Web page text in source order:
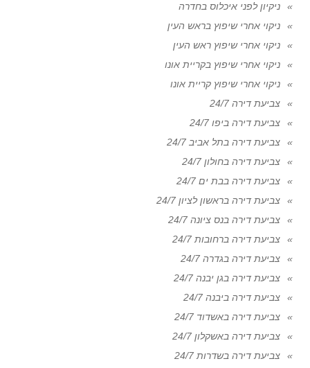
ניקיון לפני איכלוס בחדרה
ניקוי אחרי שיפוץ בראש העין
ניקוי אחרי שיפוץ ראש העין
ניקוי אחרי שיפוץ בקריית אונו
ניקוי אחרי שיפוץ קריית אונו
צביעת דירה 24/7
צביעת דירה ביפו 24/7
צביעת דירה בתל אביב 24/7
צביעת דירה בחולון 24/7
צביעת דירה בבת ים 24/7
צביעת דירה בראשון לציון 24/7
צביעת דירה בנס ציונה 24/7
צביעת דירה ברחובות 24/7
צביעת דירה בגדרה 24/7
צביעת דירה בגן יבנה 24/7
צביעת דירה ביבנה 24/7
צביעת דירה באשדוד 24/7
צביעת דירה באשקלון 24/7
צביעת דירה בשדרות 24/7